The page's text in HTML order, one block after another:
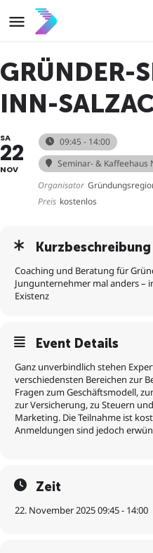
GRÜNDER-
INN-
SA
22
NOV
09:45 - 14:00
Seminar- & Kaffeehaus
Organisator
Preis kostenlos
Kurzbeschreibung
Coaching und Beratung für
Jungunternehmer mal anders –
Existenz
Event Details
Ganz unverbindlich stehen
verschiedensten Bereichen zur
Fragen zum Geschäftsmodell,
zur Versicherung, zu Steuern
Marketing. Die Teilnahme ist
Anmeldungen sind jedoch
Zeit
22. November 2025 09:45 - 14:00